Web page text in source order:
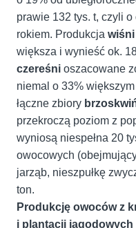
prawie 132 tys. t, czyli
rokiem. Produkcja wiśni
większa i wynieść ok.
czereśni oszacowane
niemal o 33%
łączne zbiory
przekroczą poziom z
wyniosą niespełna 20
owocowych
jarząb, nieszpułkę
ton.
Produkcję owoców z
i plantacji jagodowych